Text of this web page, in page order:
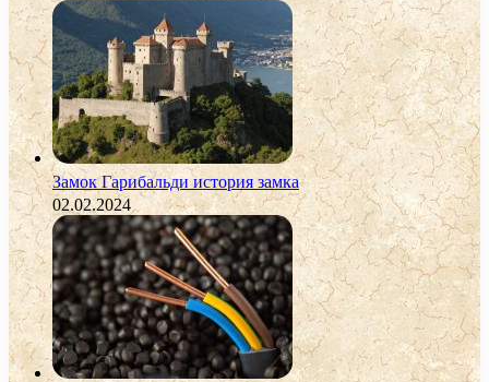
Замок Гарибальди история замка
02.02.2024